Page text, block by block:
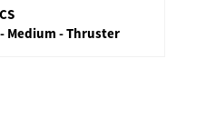
- Medium - Thruster